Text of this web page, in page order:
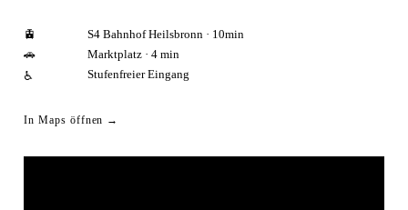
🚊
S4 Bahnhof Heilsbronn · 10min
🚗
Marktplatz · 4 min
♿
Stufenfreier Eingang
In Maps öffnen →